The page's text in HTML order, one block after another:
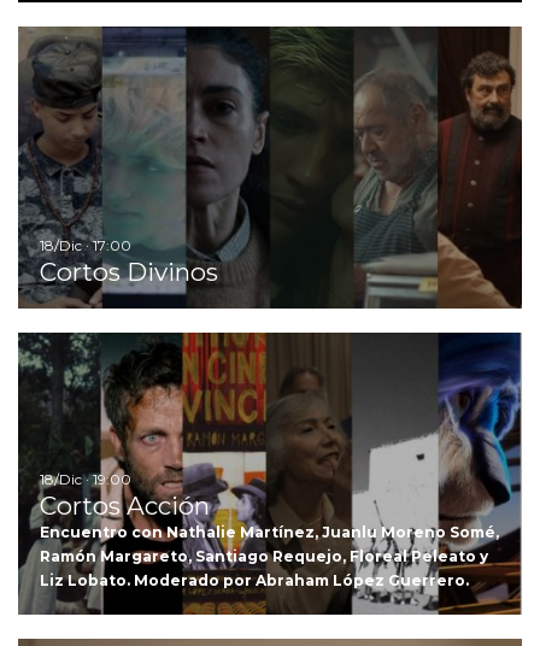
18/Dic · 17:00
Cortos Divinos
18/Dic · 19:00
Cortos Acción
Encuentro con Nathalie Martínez, Juanlu Moreno Somé,
Ramón Margareto, Santiago Requejo, Floreal Peleato y
Liz Lobato. Moderado por Abraham López Guerrero.